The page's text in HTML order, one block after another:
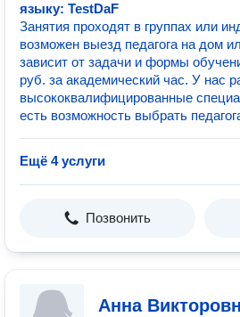
языку: TestDaF
Занятия проходят в группах или
возможен выезд педагога на дом
зависит от задачи и формы
руб. за академический час. У нас
высококвалифицированные
есть возможность выбрать
Ещё 4 услуги
Позвонить
Анна